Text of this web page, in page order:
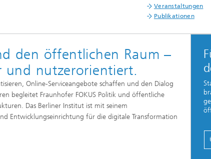
Veranstaltungen
Publikationen
den öffentlichen Raum –
und nutzerorientiert.
Online-Serviceangebote schaffen und den Dialog
begleitet Fraunhofer FOKUS Politik und öffentliche
Das Berliner Institut ist mit seinem
Entwicklungseinrichtung für die digitale Transformation